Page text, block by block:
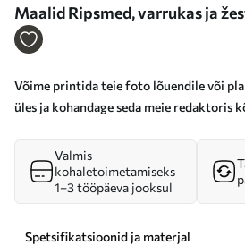
Maalid Ripsmed, varrukas ja
Võime printida teie foto lõuendile või
üles ja kohandage seda meie redaktoris
Valmis
kohaletoimetamiseks
1–3 tööpäeva jooksul
Spetsifikatsioonid ja materjal